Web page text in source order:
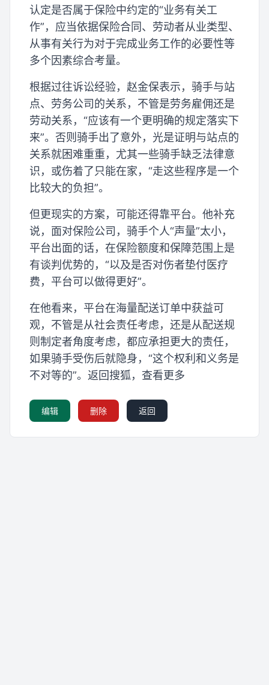
认定是否属于保险中约定的“业务有关工
作”，应当依据保险合同、劳动者从业类型、
从事有关行为对于完成业务工作的必要性等
多个因素综合考量。
根据过往诉讼经验，赵金保表示，骑手与站
点、劳务公司的关系，不管是劳务雇佣还是
劳动关系，“应该有一个更明确的规定落实下
来”。否则骑手出了意外，光是证明与站点的
关系就困难重重，尤其一些骑手缺乏法律意
识，或伤着了只能在家，“走这些程序是一个
比较大的负担”。
但更现实的方案，可能还得靠平台。他补充
说，面对保险公司，骑手个人“声量”太小，
平台出面的话，在保险额度和保障范围上是
有谈判优势的，“以及是否对伤者垫付医疗
费，平台可以做得更好”。
在他看来，平台在海量配送订单中获益可
观，不管是从社会责任考虑，还是从配送规
则制定者角度考虑，都应承担更大的责任，
如果骑手受伤后就隐身，“这个权利和义务是
不对等的”。返回搜狐，查看更多
编辑 删除 返回